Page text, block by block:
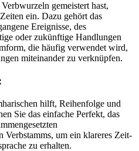
gemeistert hast,
ein. Dazu gehört das
Ereignisse, des
oder zukünftige Handlungen
die häufig verwendet wird,
miteinander zu verknüpfen.
hilft, Reihenfolge und
Sie das einfache Perfekt, das
Verbstamms, um ein klareres Zeit-
zu erhalten.